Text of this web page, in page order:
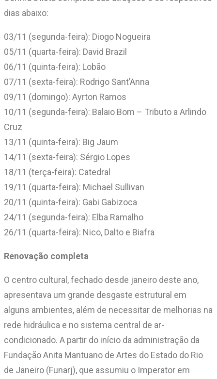
dias abaixo:
03/11 (segunda-feira): Diogo Nogueira
05/11 (quarta-feira): David Brazil
06/11 (quinta-feira): Lobão
07/11 (sexta-feira): Rodrigo Sant’Anna
09/11 (domingo): Ayrton Ramos
10/11 (segunda-feira): Balaio Bom – Tributo a Arlindo
Cruz
13/11 (quinta-feira): Big Jaum
14/11 (sexta-feira): Sérgio Lopes
18/11 (terça-feira): Catedral
19/11 (quarta-feira): Michael Sullivan
20/11 (quinta-feira): Gabi Gabizoca
24/11 (segunda-feira): Elba Ramalho
26/11 (quarta-feira): Nico, Dalto e Biafra
Renovação completa
O centro cultural, fechado desde janeiro deste ano,
apresentava um grande desgaste estrutural em
alguns ambientes, além de necessitar de melhorias na
rede hidráulica e no sistema central de ar-
condicionado. A partir do início da administração da
Fundação Anita Mantuano de Artes do Estado do Rio
de Janeiro (Funarj), que assumiu o Imperator em